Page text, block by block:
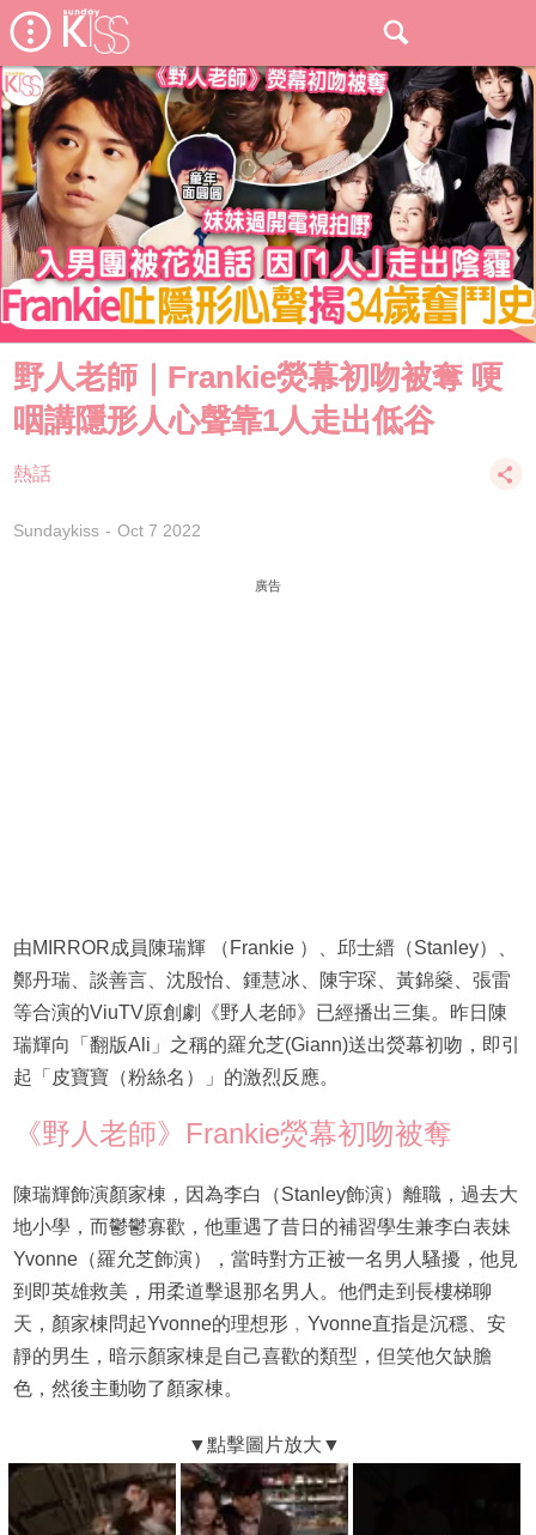
野人老師｜Frankie熒幕初吻被奪 哽
咽講隱形人心聲靠1人走出低谷
熱話
Sundaykiss Oct 7 2022
廣告
由MIRROR成員陳瑞輝 （Frankie ）、邱士縉（Stanley）、
鄭丹瑞、談善言、沈殷怡、鍾慧冰、陳宇琛、黃錦燊、張雷
等合演的ViuTV原創劇《野人老師》已經播出三集。昨日陳
瑞輝向「翻版Ali」之稱的羅允芝(Giann)送出熒幕初吻，即引
起「皮寶寶（粉絲名）」的激烈反應。
《野人老師》Frankie熒幕初吻被奪
陳瑞輝飾演顏家棟，因為李白（Stanley飾演）離職，過去大
地小學，而鬱鬱寡歡，他重遇了昔日的補習學生兼李白表妹
Yvonne（羅允芝飾演），當時對方正被一名男人騷擾，他見
到即英雄救美，用柔道擊退那名男人。他們走到長樓梯聊
天，顏家棟問起Yvonne的理想形﹐Yvonne直指是沉穩、安
靜的男生，暗示顏家棟是自己喜歡的類型，但笑他欠缺膽
色，然後主動吻了顏家棟。